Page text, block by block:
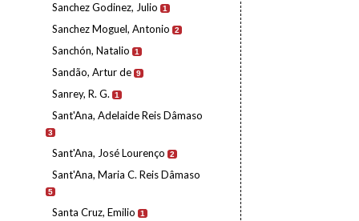
Sanchez Godinez, Julio 1
Sanchez Moguel, Antonio 2
Sanchón, Natalio 1
Sandão, Artur de 9
Sanrey, R. G. 1
Sant'Ana, Adelaide Reis Dâmaso
3
Sant'Ana, José Lourenço 2
Sant'Ana, Maria C. Reis Dâmaso
5
Santa Cruz, Emilio 1